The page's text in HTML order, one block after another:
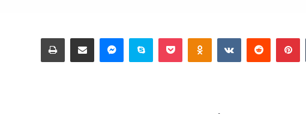
بينتيريست Odnoklassniki
‫Pocketسكايبماسنجرمشاركة عبر البريد طباعة